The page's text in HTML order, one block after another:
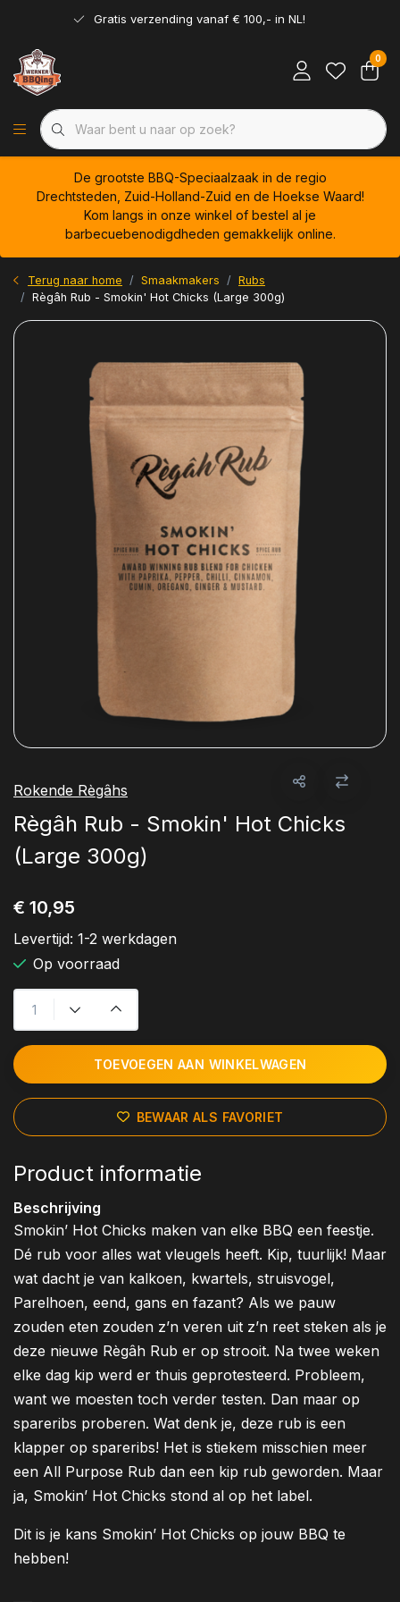
Gratis verzending vanaf € 100,- in NL!
0
De grootste BBQ-Speciaalzaak in de regio
Drechtsteden, Zuid-Holland-Zuid en de Hoekse Waard!
Kom langs in onze winkel of bestel al je
barbecuebenodigdheden gemakkelijk online.
Terug naar home Smaakmakers
Rubs
Règâh Rub - Smokin' Hot Chicks (Large 300g)
Rokende Règâhs
Règâh Rub - Smokin' Hot Chicks
(Large 300g)
€ 10,95
Levertijd: 1-2 werkdagen
Op voorraad
TOEVOEGEN AAN WINKELWAGEN
BEWAAR ALS FAVORIET
Product informatie
Beschrijving
Smokin’ Hot Chicks maken van elke BBQ een feestje.
Dé rub voor alles wat vleugels heeft. Kip, tuurlijk! Maar
wat dacht je van kalkoen, kwartels, struisvogel,
Parelhoen, eend, gans en fazant? Als we pauw
zouden eten zouden z’n veren uit z’n reet steken als je
deze nieuwe Règâh Rub er op strooit. Na twee weken
elke dag kip werd er thuis geprotesteerd. Probleem,
want we moesten toch verder testen. Dan maar op
spareribs proberen. Wat denk je, deze rub is een
klapper op spareribs! Het is stiekem misschien meer
een All Purpose Rub dan een kip rub geworden. Maar
ja, Smokin’ Hot Chicks stond al op het label.
Dit is je kans Smokin’ Hot Chicks op jouw BBQ te
hebben!